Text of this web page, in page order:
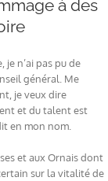
à des
n’ai pas pu de
général. Me
je veux dire
et du talent est
en mon nom.
et aux Ornais dont
sur la vitalité de